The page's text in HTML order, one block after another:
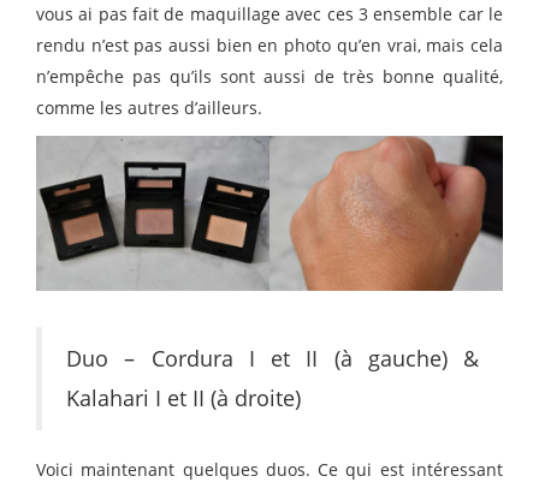
vous ai pas fait de maquillage avec ces 3 ensemble car le
rendu n’est pas aussi bien en photo qu’en vrai, mais cela
n’empêche pas qu’ils sont aussi de très bonne qualité,
comme les autres d’ailleurs.
Duo – Cordura I et II (à gauche) &
Kalahari I et II (à droite)
Voici maintenant quelques duos. Ce qui est intéressant